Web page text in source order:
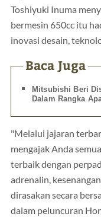
Toshiyuki Inuma
bermesin 650cc itu
inovasi desain,
Baca Juga
Mitsubishi Beri
Dalam Rangka
"Melalui jajaran
mengajak Anda
terbaik dengan
adrenalin,
dirasakan secara
dalam peluncuran